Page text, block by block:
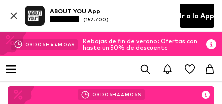
ABOUT YOU App
(152.700) Ir a la App
03D 06H 44M 04S
Rebajas de fin de verano: Ofertas con
hasta un 50% de descuento
03D 06H 44M 04S